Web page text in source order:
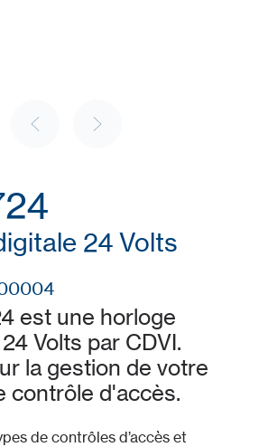
24 Volts
est une horloge
Volts par CDVI.
la gestion de votre
contrôle d'accès.
de contrôles d’accès et